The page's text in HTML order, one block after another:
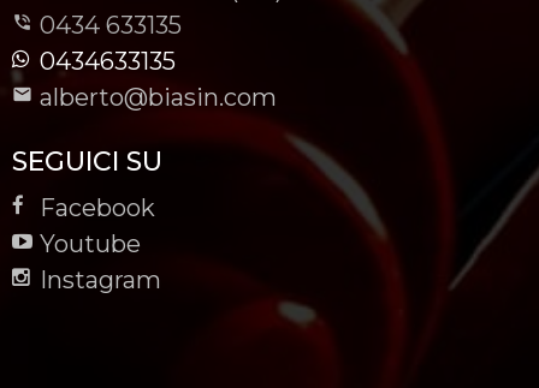
0434 633135
0434633135
alberto@biasin.com
SEGUICI SU
Facebook
Youtube
Instagram